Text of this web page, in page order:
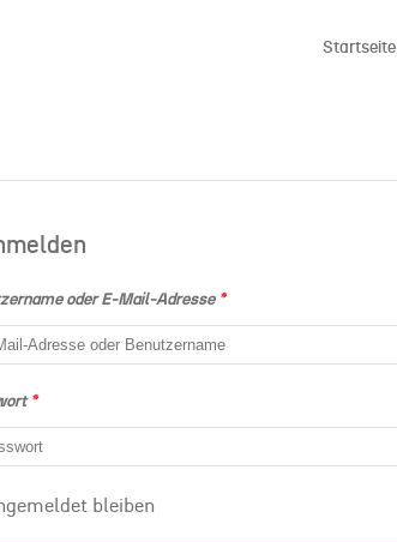
Startseite
oder E-Mail-Adresse *
*
bleiben